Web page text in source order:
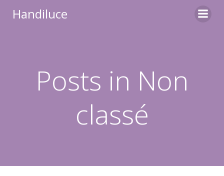
Handiluce
Posts in Non
classé